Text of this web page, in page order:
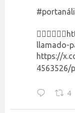
👉🏻👉🏻👉🏻
llamado-
https://
4563526/
4